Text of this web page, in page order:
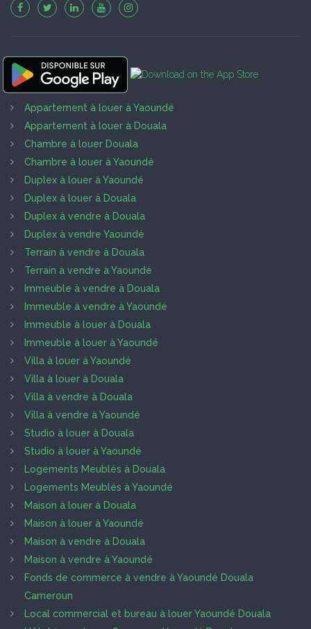
Appartement à louer à Yaoundé
Appartement à louer à Douala
Chambre à louer Douala
Chambre à louer à Yaoundé
Duplex à louer à Yaoundé
Duplex à louer à Douala
Duplex à vendre à Douala
Duplex à vendre Yaoundé
Terrain à vendre à Douala
Terrain à vendre à Yaoundé
Immeuble à vendre à Douala
Immeuble à vendre à Yaoundé
Immeuble à louer à Douala
Immeuble à louer à Yaoundé
Villa à louer à Yaoundé
Villa à louer à Douala
Villa à vendre à Douala
Villa à vendre à Yaoundé
Studio à louer à Douala
Studio à louer à Yaoundé
Logements Meublés à Douala
Logements Meublés à Yaoundé
Maison à louer à Douala
Maison à louer à Yaoundé
Maison à vendre à Douala
Maison à vendre à Yaoundé
Fonds de commerce à vendre à Yaoundé Douala
Cameroun
Local commercial et bureau à louer Yaoundé Douala